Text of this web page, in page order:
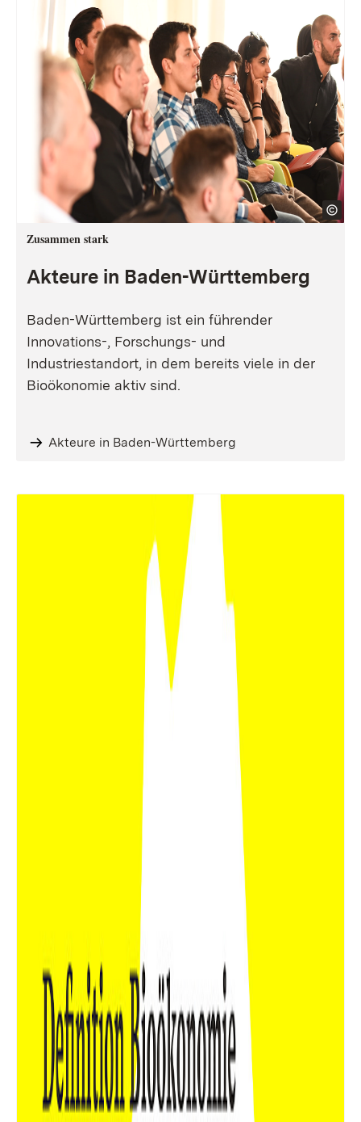
Zusammen stark
Akteure in Baden-Württemberg
Baden-Württemberg ist ein führender
Innovations-, Forschungs- und
Industriestandort, in dem bereits viele in der
Bioökonomie aktiv sind.
Akteure in Baden-Württemberg